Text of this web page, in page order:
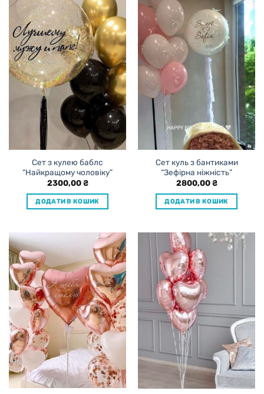
Сет з кулею баблс
“Найкращому чоловіку”
2300,00₴
ДОДАТИ В КОШИК
Сет куль з бантиками
“Зефірна ніжність”
2800,00₴
ДОДАТИ В КОШИК